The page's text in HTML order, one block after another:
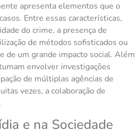
apresenta elementos que o
Entre essas características,
do crime, a presença de
de métodos sofisticados ou
de um grande impacto social. Além
envolver investigações
de múltiplas agências de
vezes, a colaboração de
e na Sociedade